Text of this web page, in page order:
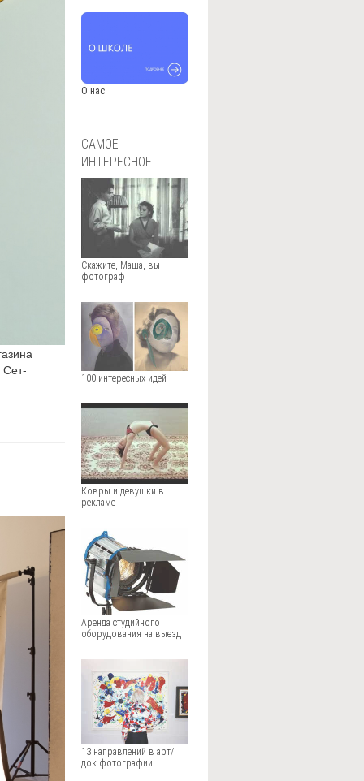
О нас
САМОЕ
ИНТЕРЕСНОЕ
Скажите, Маша, вы
фотограф
100 интересных идей
Ковры и девушки в
рекламе
Аренда студийного
оборудования на выезд
13 направлений в арт/
док фотографии